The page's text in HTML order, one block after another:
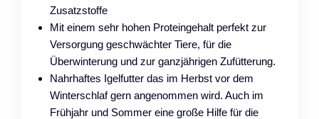
Zusatzstoffe
Mit einem sehr hohen Proteingehalt perfekt zur
Versorgung geschwächter Tiere, für die
Überwinterung und zur ganzjährigen Zufütterung.
Nahrhaftes Igelfutter das im Herbst vor dem
Winterschlaf gern angenommen wird. Auch im
Frühjahr und Sommer eine große Hilfe für die